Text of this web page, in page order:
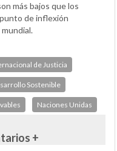
más bajos que los
de inflexión
de Justicia
Sostenible
Naciones Unidas
+